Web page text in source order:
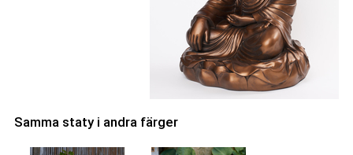
Samma staty i andra färger